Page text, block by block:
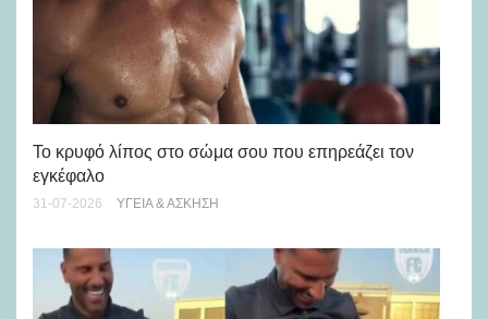
Το κρυφό λίπος στο σώμα σου που επηρεάζει τον
εγκέφαλο
31-07-2026 ΥΓΕΊΑ & ΆΣΚΗΣΗ